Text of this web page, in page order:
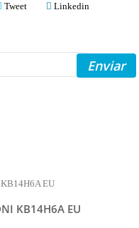
Tweet Linkedin
Enviar
KB14H6A EU